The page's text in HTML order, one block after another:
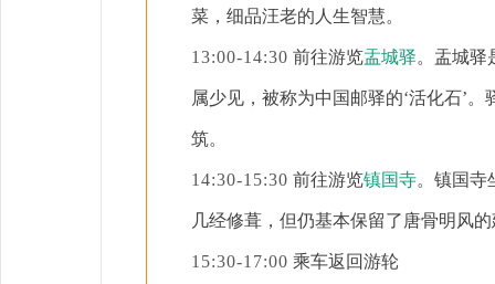
菜，细品汪老的人生智慧。
13:00-14:30 前往游览盂城驿。 盂城驿
属少见，被称为中国邮驿的‘活化石’。
筑。
14:30-15:30 前往游览镇国寺。镇国寺
几经修葺， 但仍基本保留了唐骨明风
15:30-17:00 乘车返回游轮